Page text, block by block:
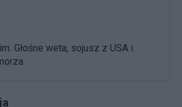
Głośne weta, sojusz z USA i